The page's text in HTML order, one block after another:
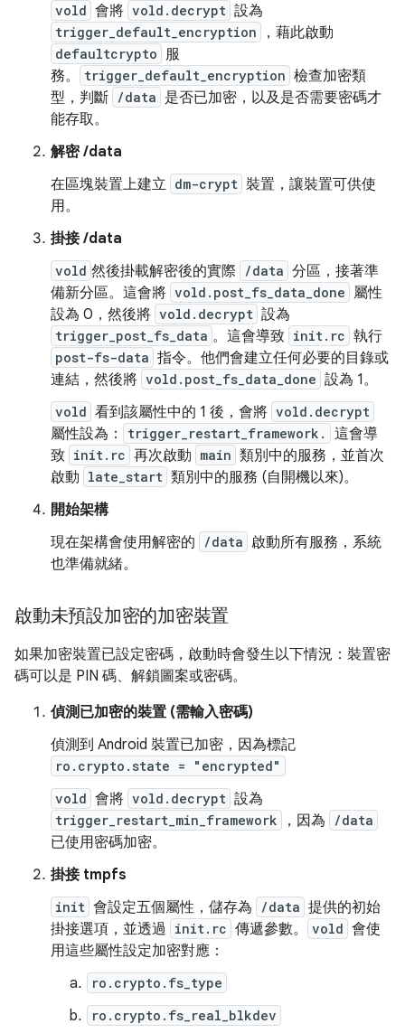
vold 會將 vold.decrypt 設為
trigger_default_encryption ，藉此啟動
defaultcrypto 服
務。
trigger_default_encryption 檢查加密類
型，判斷 /data 是否已加密，以及是否需要密碼才
能存取。
解密 /data
在區塊裝置上建立 dm-crypt 裝置，讓裝置可供使
用。
掛接 /data
vold 然後掛載解密後的實際 /data 分區，接著準
備新分區。這會將 vold.post_fs_data_done 屬性
設為 0，然後將 vold.decrypt 設為
trigger_post_fs_data 。這會導致 init.rc 執行
post-fs-data 指令。他們會建立任何必要的目錄或
連結，然後將 vold.post_fs_data_done 設為 1。
vold 看到該屬性中的 1 後，會將 vold.decrypt
屬性設為： trigger_restart_framework.
這會導
致 init.rc 再次啟動 main 類別中的服務，並首次
啟動 late_start 類別中的服務 (自開機以來)。
開始架構
現在架構會使用解密的
/data 啟動所有服務，系統
也準備就緒。
啟動未預設加密的加密裝置
如果加密裝置已設定密碼，啟動時會發生以下情況：裝置密
碼可以是 PIN 碼、解鎖圖案或密碼。
偵測已加密的裝置 (需輸入密碼)
偵測到 Android 裝置已加密，因為標記
ro.crypto.state = "encrypted"
vold 會將 vold.decrypt 設為
trigger_restart_min_framework ，因為 /data
已使用密碼加密。
掛接 tmpfs
init 會設定五個屬性，儲存為 /data 提供的初始
掛接選項，並透過 init.rc 傳遞參數。 vold 會使
用這些屬性設定加密對應：
ro.crypto.fs_type
ro.crypto.fs_real_blkdev